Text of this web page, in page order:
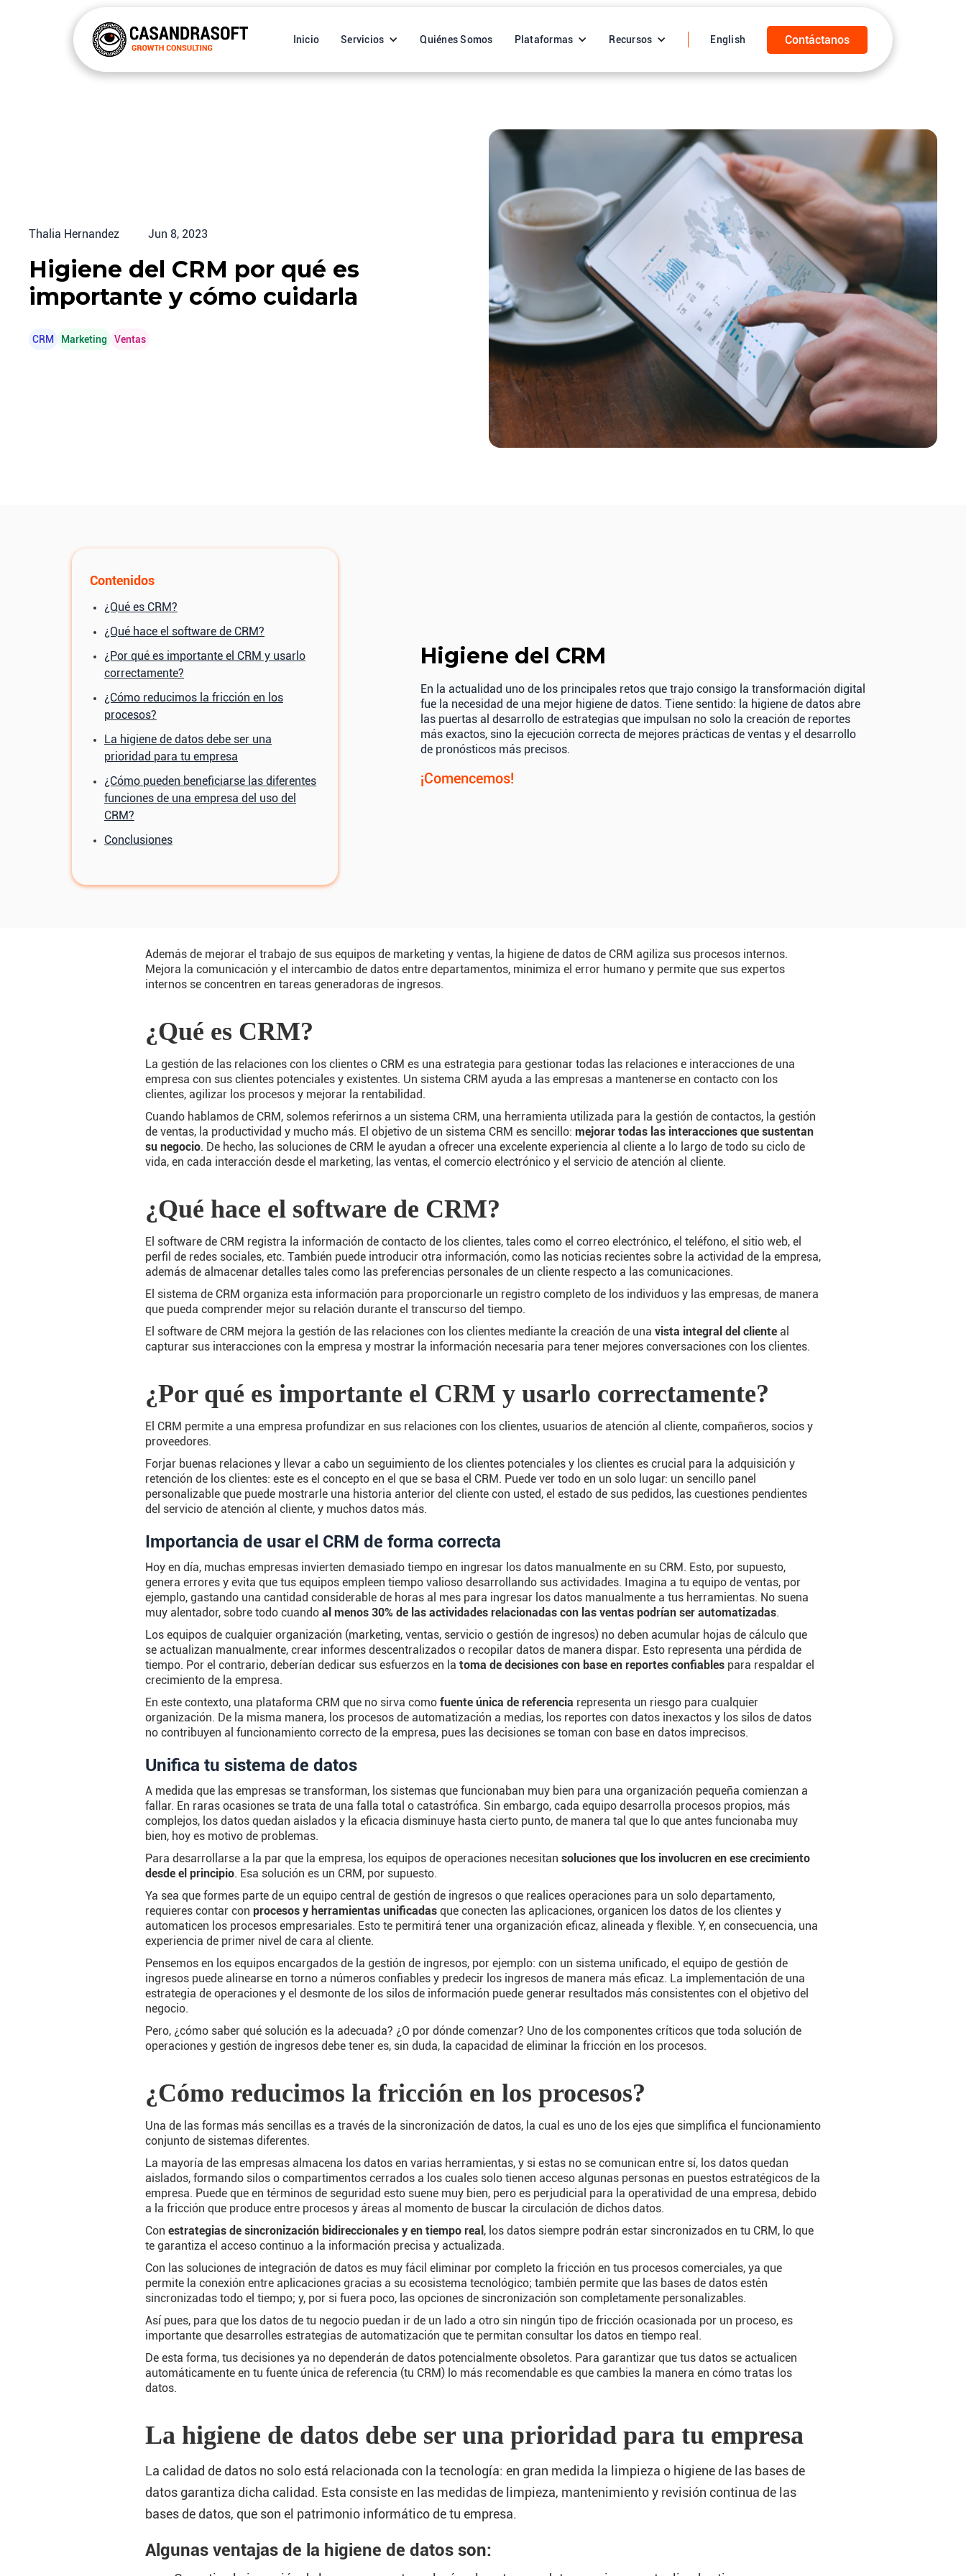
Inicio Servicios Quiénes Somos Plataformas Recursos English Contáctanos
Thalia Hernandez Jun 8, 2023
Higiene del CRM por qué es
importante y cómo cuidarla
CRM Marketing Ventas
Contenidos
¿Qué es CRM?
¿Qué hace el software de CRM?
¿Por qué es importante el CRM y usarlo
correctamente?
¿Cómo reducimos la fricción en los
procesos?
La higiene de datos debe ser una
prioridad para tu empresa
¿Cómo pueden beneficiarse las diferentes
funciones de una empresa del uso del
CRM?
Conclusiones
Higiene del CRM
En la actualidad uno de los principales retos que trajo consigo la transformación digital
fue la necesidad de una mejor higiene de datos. Tiene sentido: la higiene de datos abre
las puertas al desarrollo de estrategias que impulsan no solo la creación de reportes
más exactos, sino la ejecución correcta de mejores prácticas de ventas y el desarrollo
de pronósticos más precisos.
¡Comencemos!
Además de mejorar el trabajo de sus equipos de marketing y ventas, la higiene de datos de CRM agiliza sus procesos internos.
Mejora la comunicación y el intercambio de datos entre departamentos, minimiza el error humano y permite que sus expertos
internos se concentren en tareas generadoras de ingresos.
¿Qué es CRM?
La gestión de las relaciones con los clientes o CRM es una estrategia para gestionar todas las relaciones e interacciones de una
empresa con sus clientes potenciales y existentes. Un sistema CRM ayuda a las empresas a mantenerse en contacto con los
clientes, agilizar los procesos y mejorar la rentabilidad.
Cuando hablamos de CRM, solemos referirnos a un sistema CRM, una herramienta utilizada para la gestión de contactos, la gestión
de ventas, la productividad y mucho más. El objetivo de un sistema CRM es sencillo: mejorar todas las interacciones que sustentan
su negocio. De hecho, las soluciones de CRM le ayudan a ofrecer una excelente experiencia al cliente a lo largo de todo su ciclo de
vida, en cada interacción desde el marketing, las ventas, el comercio electrónico y el servicio de atención al cliente.
¿Qué hace el software de CRM?
El software de CRM registra la información de contacto de los clientes, tales como el correo electrónico, el teléfono, el sitio web, el
perfil de redes sociales, etc. También puede introducir otra información, como las noticias recientes sobre la actividad de la empresa,
además de almacenar detalles tales como las preferencias personales de un cliente respecto a las comunicaciones.
El sistema de CRM organiza esta información para proporcionarle un registro completo de los individuos y las empresas, de manera
que pueda comprender mejor su relación durante el transcurso del tiempo.
El software de CRM mejora la gestión de las relaciones con los clientes mediante la creación de una vista integral del cliente al
capturar sus interacciones con la empresa y mostrar la información necesaria para tener mejores conversaciones con los clientes.
¿Por qué es importante el CRM y usarlo correctamente?
El CRM permite a una empresa profundizar en sus relaciones con los clientes, usuarios de atención al cliente, compañeros, socios y
proveedores.
Forjar buenas relaciones y llevar a cabo un seguimiento de los clientes potenciales y los clientes es crucial para la adquisición y
retención de los clientes: este es el concepto en el que se basa el CRM. Puede ver todo en un solo lugar: un sencillo panel
personalizable que puede mostrarle una historia anterior del cliente con usted, el estado de sus pedidos, las cuestiones pendientes
del servicio de atención al cliente, y muchos datos más.
Importancia de usar el CRM de forma correcta
Hoy en día, muchas empresas invierten demasiado tiempo en ingresar los datos manualmente en su CRM. Esto, por supuesto,
genera errores y evita que tus equipos empleen tiempo valioso desarrollando sus actividades. Imagina a tu equipo de ventas, por
ejemplo, gastando una cantidad considerable de horas al mes para ingresar los datos manualmente a tus herramientas. No suena
muy alentador, sobre todo cuando al menos 30% de las actividades relacionadas con las ventas podrían ser automatizadas.
Los equipos de cualquier organización (marketing, ventas, servicio o gestión de ingresos) no deben acumular hojas de cálculo que
se actualizan manualmente, crear informes descentralizados o recopilar datos de manera dispar. Esto representa una pérdida de
tiempo. Por el contrario, deberían dedicar sus esfuerzos en la toma de decisiones con base en reportes confiables para respaldar el
crecimiento de la empresa.
En este contexto, una plataforma CRM que no sirva como fuente única de referencia representa un riesgo para cualquier
organización. De la misma manera, los procesos de automatización a medias, los reportes con datos inexactos y los silos de datos
no contribuyen al funcionamiento correcto de la empresa, pues las decisiones se toman con base en datos imprecisos.
Unifica tu sistema de datos
A medida que las empresas se transforman, los sistemas que funcionaban muy bien para una organización pequeña comienzan a
fallar. En raras ocasiones se trata de una falla total o catastrófica. Sin embargo, cada equipo desarrolla procesos propios, más
complejos, los datos quedan aislados y la eficacia disminuye hasta cierto punto, de manera tal que lo que antes funcionaba muy
bien, hoy es motivo de problemas.
Para desarrollarse a la par que la empresa, los equipos de operaciones necesitan soluciones que los involucren en ese crecimiento
desde el principio. Esa solución es un CRM, por supuesto.
Ya sea que formes parte de un equipo central de gestión de ingresos o que realices operaciones para un solo departamento,
requieres contar con procesos y herramientas unificadas que conecten las aplicaciones, organicen los datos de los clientes y
automaticen los procesos empresariales. Esto te permitirá tener una organización eficaz, alineada y flexible. Y, en consecuencia, una
experiencia de primer nivel de cara al cliente.
Pensemos en los equipos encargados de la gestión de ingresos, por ejemplo: con un sistema unificado, el equipo de gestión de
ingresos puede alinearse en torno a números confiables y predecir los ingresos de manera más eficaz. La implementación de una
estrategia de operaciones y el desmonte de los silos de información puede generar resultados más consistentes con el objetivo del
negocio.
Pero, ¿cómo saber qué solución es la adecuada? ¿O por dónde comenzar? Uno de los componentes críticos que toda solución de
operaciones y gestión de ingresos debe tener es, sin duda, la capacidad de eliminar la fricción en los procesos.
¿Cómo reducimos la fricción en los procesos?
Una de las formas más sencillas es a través de la sincronización de datos, la cual es uno de los ejes que simplifica el funcionamiento
conjunto de sistemas diferentes.
La mayoría de las empresas almacena los datos en varias herramientas, y si estas no se comunican entre sí, los datos quedan
aislados, formando silos o compartimentos cerrados a los cuales solo tienen acceso algunas personas en puestos estratégicos de la
empresa. Puede que en términos de seguridad esto suene muy bien, pero es perjudicial para la operatividad de una empresa, debido
a la fricción que produce entre procesos y áreas al momento de buscar la circulación de dichos datos.
Con estrategias de sincronización bidireccionales y en tiempo real , los datos siempre podrán estar sincronizados en tu CRM, lo que
te garantiza el acceso continuo a la información precisa y actualizada.
Con las soluciones de integración de datos es muy fácil eliminar por completo la fricción en tus procesos comerciales, ya que
permite la conexión entre aplicaciones gracias a su ecosistema tecnológico; también permite que las bases de datos estén
sincronizadas todo el tiempo; y, por si fuera poco, las opciones de sincronización son completamente personalizables.
Así pues, para que los datos de tu negocio puedan ir de un lado a otro sin ningún tipo de fricción ocasionada por un proceso, es
importante que desarrolles estrategias de automatización que te permitan consultar los datos en tiempo real.
De esta forma, tus decisiones ya no dependerán de datos potencialmente obsoletos. Para garantizar que tus datos se actualicen
automáticamente en tu fuente única de referencia (tu CRM) lo más recomendable es que cambies la manera en cómo tratas los
datos.
La higiene de datos debe ser una prioridad para tu empresa
La calidad de datos no solo está relacionada con la tecnología: en gran medida la limpieza o higiene de las bases de
datos garantiza dicha calidad. Esta consiste en las medidas de limpieza, mantenimiento y revisión continua de las
bases de datos, que son el patrimonio informático de tu empresa.
Algunas ventajas de la higiene de datos son: